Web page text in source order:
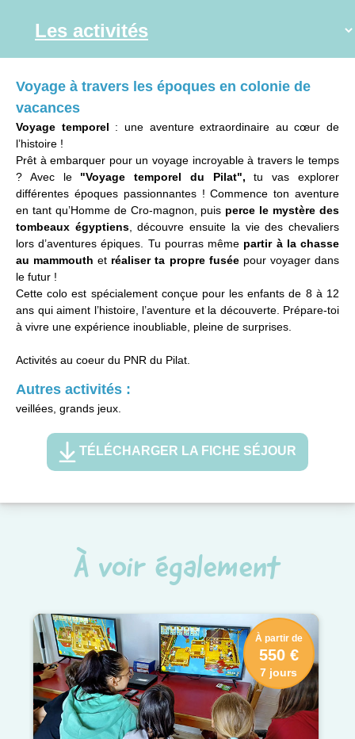
Voyage à travers les époques en colonie de
vacances
Voyage temporel : une aventure extraordinaire au cœur de
l’histoire !
Prêt à embarquer pour un voyage incroyable à travers le temps
? Avec le"Voyage temporel du Pilat",tu vas explorer
différentes époques passionnantes ! Commence ton aventure
en tant qu’Homme de Cro-magnon, puis perce le mystère des
tombeaux égyptiens, découvre ensuite la vie des chevaliers
lors d’aventures épiques. Tu pourras même partir à la chasse
au mammouthet réaliser ta propre fusée pour voyager dans
le futur !
Cette colo est spécialement conçue pour les enfants de 8 à 12
ans qui aiment l’histoire, l’aventure et la découverte. Prépare-toi
à vivre une expérience inoubliable, pleine de surprises.
Activités au coeur du PNR du Pilat.
Autres activités :
veillées, grands jeux.
TÉLÉCHARGER LA FICHE SÉJOUR
À voir également
À partir de
550 €
7 jours